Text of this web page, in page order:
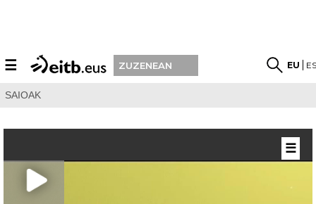
☰ ZUZENEAN EU
SAIOAK
☰